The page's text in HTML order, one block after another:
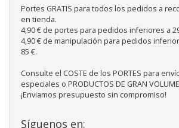
Portes GRATIS para todos los pedidos a
en tienda.
4,90 € de portes para pedidos inferiores a
4,90 € de manipulación para pedidos
85 €.
Consulte el COSTE de los PORTES para
especiales o PRODUCTOS DE GRAN
¡Enviamos presupuesto sin compromiso!
Síguenos en: